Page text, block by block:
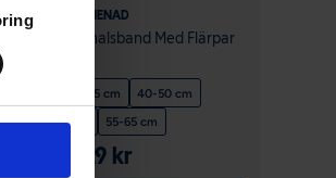
HUNDPROMENAD
Alac Jakthalsband Med Flärpar
35 cm
40-50 cm
45-55 cm
55-65 cm
Från 119 kr